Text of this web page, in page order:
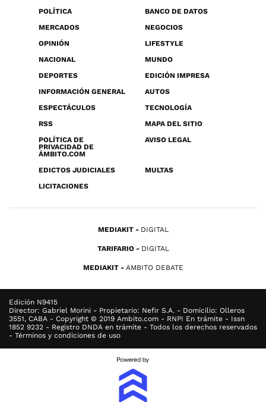
POLÍTICA
BANCO DE DATOS
MERCADOS
NEGOCIOS
OPINIÓN
LIFESTYLE
NACIONAL
MUNDO
DEPORTES
EDICIÓN IMPRESA
INFORMACIÓN GENERAL
AUTOS
ESPECTÁCULOS
TECNOLOGÍA
RSS
MAPA DEL SITIO
POLÍTICA DE
PRIVACIDAD DE
ÁMBITO.COM
AVISO LEGAL
EDICTOS JUDICIALES
MULTAS
LICITACIONES
MEDIAKIT DIGITAL
TARIFARIO DIGITAL
MEDIAKIT AMBITO DEBATE
Edición N9415
Director: Gabriel Morini - Propietario: Nefir S.A. - Domicilio: Olleros
3551, CABA - Copyright © 2019 Ambito.com - RNPI En trámite - Issn
1852 9232 - Registro DNDA en trámite - Todos los derechos reservados
- Términos y condiciones de uso